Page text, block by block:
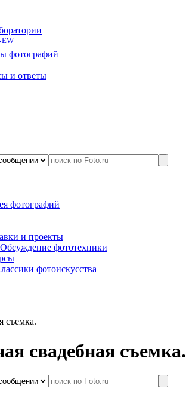
фотографий
и ответы
фотографий
и проекты
Обсуждение фототехники
фотоискусства
съемка.
свадебная съемка.